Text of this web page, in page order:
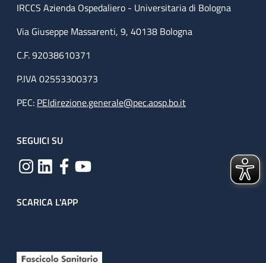
IRCCS Azienda Ospedaliero - Universitaria di Bologna
Via Giuseppe Massarenti, 9, 40138 Bologna
C.F. 92038610371
P.IVA 02553300373
PEC: PEIdirezione.generale@pec.aosp.bo.it
SEGUICI SU
SCARICA L'APP